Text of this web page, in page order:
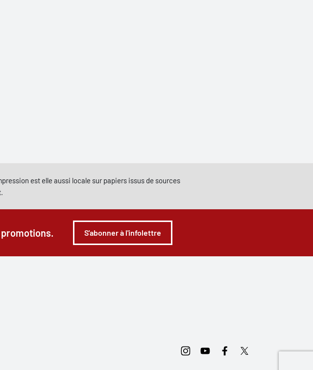
est elle aussi locale sur papiers issus de sources
S'abonner à l'infolettre
InstagramYoutubeFacebookTwitter